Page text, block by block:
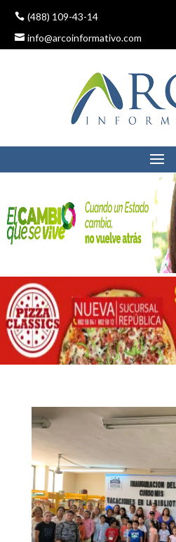
(488) 109-43-14
info@arcoinformativo.com